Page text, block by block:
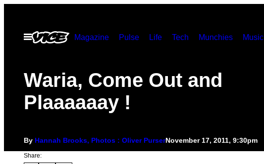
contentOpen
Menu
Magazine Pulse Life Tech Munchies Music
Waria, Come Out and
Plaaaaaay !
By Hannah Brooks, Photos : Oliver PurserNovember 17, 2011, 9:30pm
Share: